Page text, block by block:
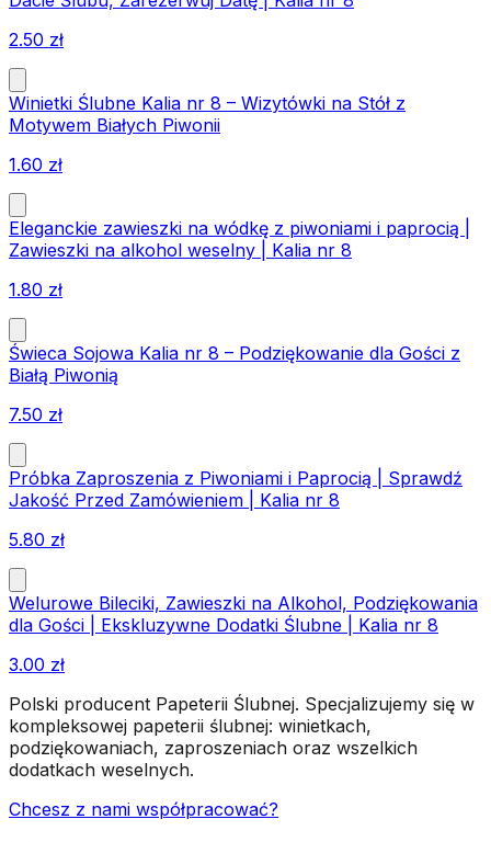
2.50 zł
Winietki Ślubne Kalia nr 8 – Wizytówki na Stół z
Motywem Białych Piwonii
1.60 zł
Eleganckie zawieszki na wódkę z piwoniami i paprocią |
Zawieszki na alkohol weselny | Kalia nr 8
1.80 zł
Świeca Sojowa Kalia nr 8 – Podziękowanie dla Gości z
Białą Piwonią
7.50 zł
Próbka Zaproszenia z Piwoniami i Paprocią | Sprawdź
Jakość Przed Zamówieniem | Kalia nr 8
5.80 zł
Welurowe Bileciki, Zawieszki na Alkohol, Podziękowania
dla Gości | Ekskluzywne Dodatki Ślubne | Kalia nr 8
3.00 zł
Polski producent Papeterii Ślubnej. Specjalizujemy się w
kompleksowej papeterii ślubnej: winietkach,
podziękowaniach, zaproszeniach oraz wszelkich
dodatkach weselnych.
Chcesz z nami współpracować?